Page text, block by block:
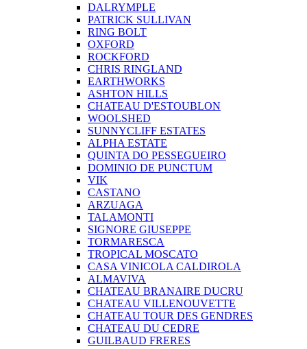
DALRYMPLE
PATRICK SULLIVAN
RING BOLT
OXFORD
ROCKFORD
CHRIS RINGLAND
EARTHWORKS
ASHTON HILLS
CHATEAU D'ESTOUBLON
WOOLSHED
SUNNYCLIFF ESTATES
ALPHA ESTATE
QUINTA DO PESSEGUEIRO
DOMINIO DE PUNCTUM
VIK
CASTANO
ARZUAGA
TALAMONTI
SIGNORE GIUSEPPE
TORMARESCA
TROPICAL MOSCATO
CASA VINICOLA CALDIROLA
ALMAVIVA
CHATEAU BRANAIRE DUCRU
CHATEAU VILLENOUVETTE
CHATEAU TOUR DES GENDRES
CHATEAU DU CEDRE
GUILBAUD FRERES